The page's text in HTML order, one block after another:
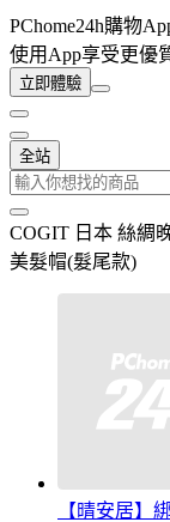
PChome24h購物
使用App享受更優
立即體驗
全站
COGIT 日本 絲綢
美髮帽(髮尾款)
【晴安居】